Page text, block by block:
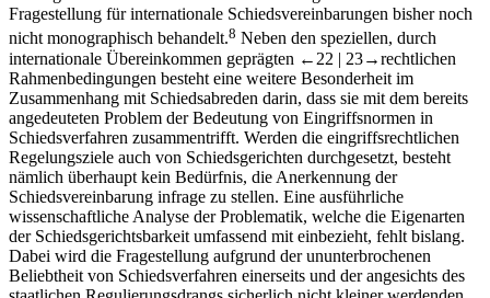
Fragestellung für internationale Schiedsvereinbarungen bisher noch
nicht monographisch behandelt.8 Neben den speziellen, durch
internationale Übereinkommen geprägten ←22 | 23→rechtlichen
Rahmenbedingungen besteht eine weitere Besonderheit im
Zusammenhang mit Schiedsabreden darin, dass sie mit dem bereits
angedeuteten Problem der Bedeutung von Eingriffsnormen in
Schiedsverfahren zusammentrifft. Werden die eingriffsrechtlichen
Regelungsziele auch von Schiedsgerichten durchgesetzt, besteht
nämlich überhaupt kein Bedürfnis, die Anerkennung der
Schiedsvereinbarung infrage zu stellen. Eine ausführliche
wissenschaftliche Analyse der Problematik, welche die Eigenarten
der Schiedsgerichtsbarkeit umfassend mit einbezieht, fehlt bislang.
Dabei wird die Fragestellung aufgrund der ununterbrochenen
Beliebtheit von Schiedsverfahren einerseits und der angesichts des